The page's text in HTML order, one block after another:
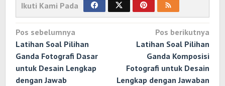
Ikuti Kami Pada
Navigasi
pos
Pos sebelumnya
Latihan Soal Pilihan
Ganda Fotografi Dasar
untuk Desain Lengkap
dengan Jawab
Pos berikutnya
Latihan Soal Pilihan
Ganda Komposisi
Fotografi untuk Desain
Lengkap dengan Jawaban